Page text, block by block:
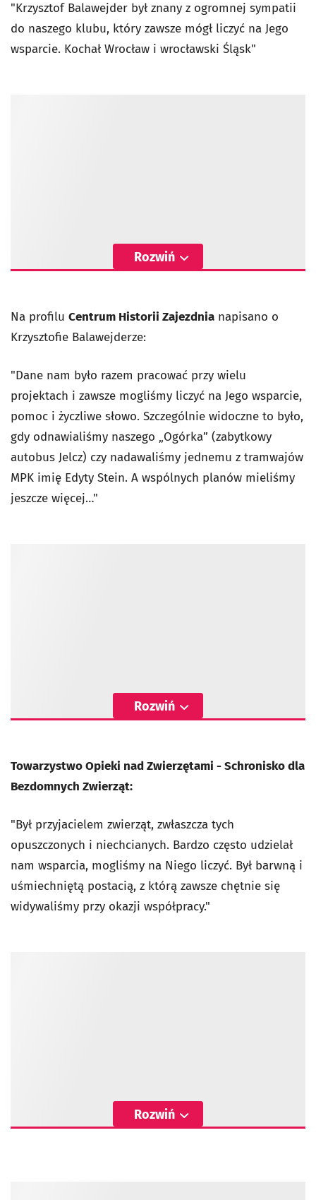
"Krzysztof Balawejder był znany z ogromnej sympatii
do naszego klubu, który zawsze mógł liczyć na Jego
wsparcie. Kochał Wrocław i wrocławski Śląsk"
Rozwiń
Na profilu Centrum Historii Zajezdnia napisano o
Krzysztofie Balawejderze:
"Dane nam było razem pracować przy wielu
projektach i zawsze mogliśmy liczyć na Jego wsparcie,
pomoc i życzliwe słowo. Szczególnie widoczne to było,
gdy odnawialiśmy naszego „Ogórka” (zabytkowy
autobus Jelcz) czy nadawaliśmy jednemu z tramwajów
MPK imię Edyty Stein. A wspólnych planów mieliśmy
jeszcze więcej…"
Rozwiń
Towarzystwo Opieki nad Zwierzętami - Schronisko dla
Bezdomnych Zwierząt:
"Był przyjacielem zwierząt, zwłaszcza tych
opuszczonych i niechcianych. Bardzo często udzielał
nam wsparcia, mogliśmy na Niego liczyć. Był barwną i
uśmiechniętą postacią, z którą zawsze chętnie się
widywaliśmy przy okazji współpracy."
Rozwiń